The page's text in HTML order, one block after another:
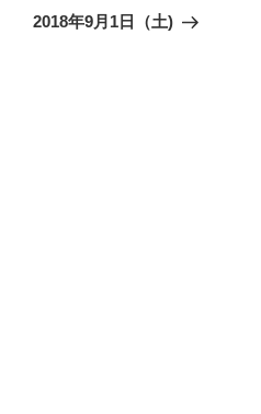
ゲ
の
2018年9月1日（土)